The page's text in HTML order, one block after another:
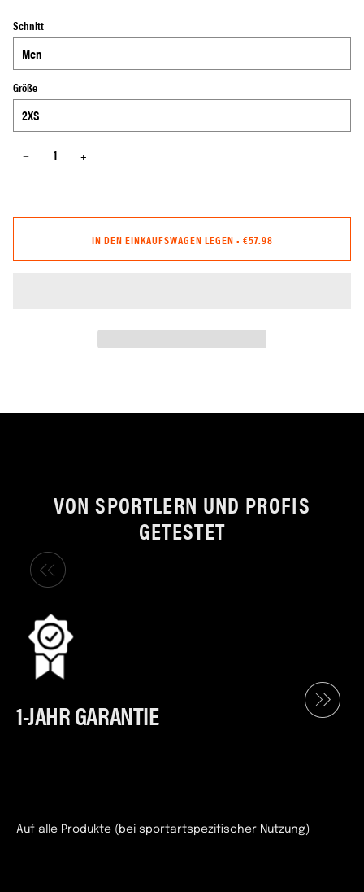
Schnitt
Größe
− +
IN DEN EINKAUFSWAGEN LEGEN • €57.98
VON SPORTLERN UND PROFIS
GETESTET
1-JAHR GARANTIE
Auf alle Produkte (bei sportartspezifischer Nutzung)